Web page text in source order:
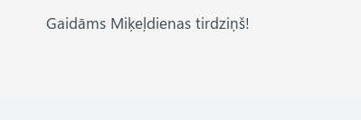
navigation
Gaidāms Miķeļdienas tirdziņš!